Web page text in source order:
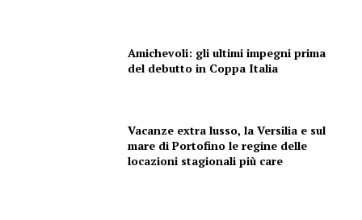
Amichevoli: gli ultimi impegni prima
del debutto in Coppa Italia
Vacanze extra lusso, la Versilia e sul
mare di Portofino le regine delle
locazioni stagionali più care